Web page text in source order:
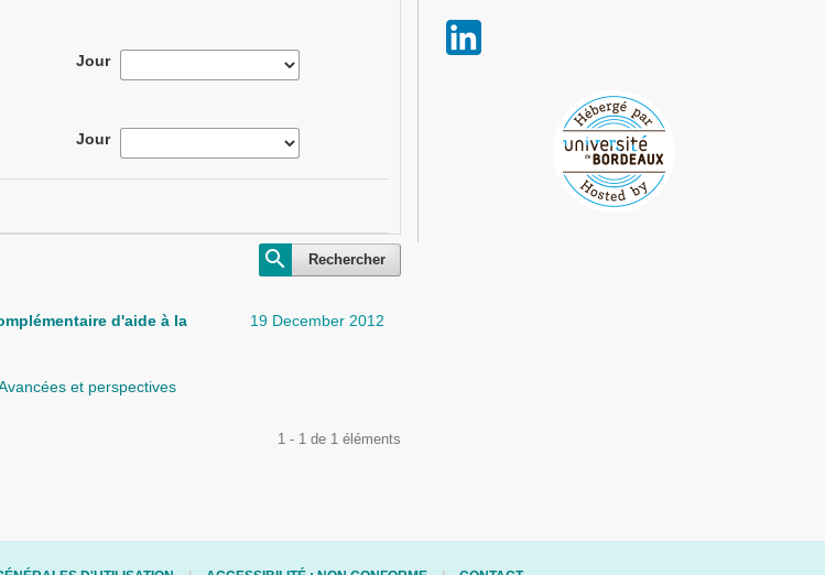
Jour
Jour
Rechercher
19 December 2012
d'aide à la
et perspectives
1 - 1 de 1 éléments